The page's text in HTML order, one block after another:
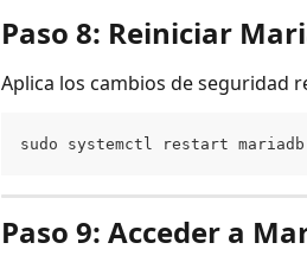
Paso 8: Reiniciar
Aplica los cambios de seguridad
sudo systemctl restart mariadb
Paso 9: Acceder a